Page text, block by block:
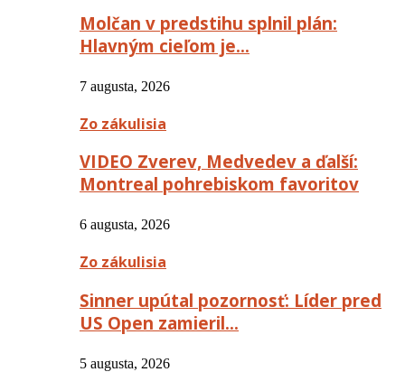
Molčan v predstihu splnil plán:
Hlavným cieľom je…
7 augusta, 2026
Zo zákulisia
VIDEO Zverev, Medvedev a ďalší:
Montreal pohrebiskom favoritov
6 augusta, 2026
Zo zákulisia
Sinner upútal pozornosť: Líder pred
US Open zamieril…
5 augusta, 2026